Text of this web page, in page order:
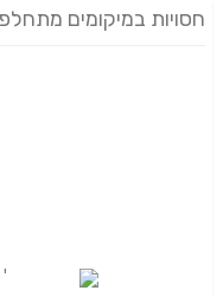
חסויות במיקומים